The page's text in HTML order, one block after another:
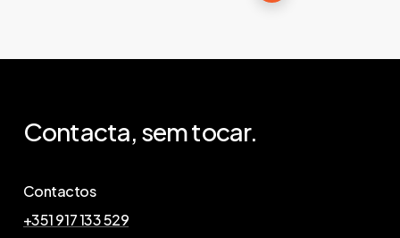
Contacta, semtocar.
Contactos
+351 917 133 529